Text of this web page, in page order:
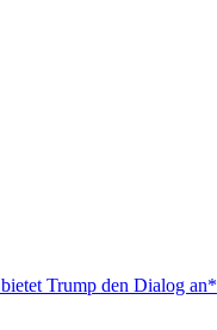
Trump den Dialog an*